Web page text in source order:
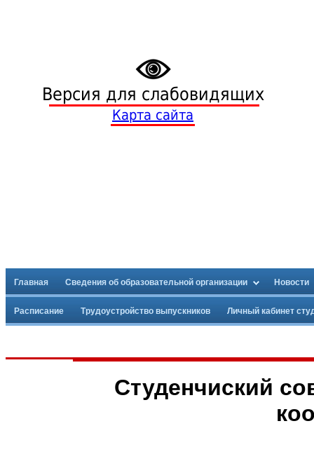
Версия для слабовидящих
Карта сайта
Главная Сведения об образовательной организации Новости
Расписание Трудоустройство выпускников Личный кабинет
Студенчиский